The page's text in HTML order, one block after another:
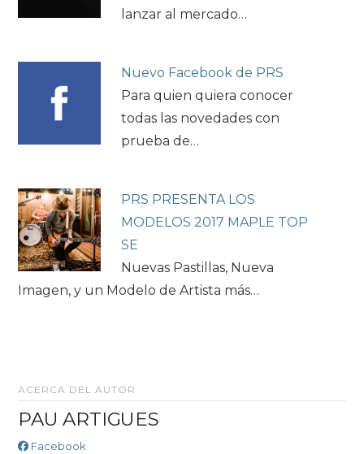
lanzar al mercado…
Nuevo Facebook de PRS
Para quien quiera conocer
todas las novedades con
prueba de…
PRS PRESENTA LOS
MODELOS 2017 MAPLE TOP
SE
Nuevas Pastillas, Nueva
Imagen, y un Modelo de Artista más…
ACERCA DEL AUTOR
PAU ARTIGUES
Facebook